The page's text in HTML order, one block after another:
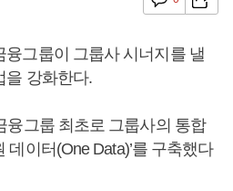
융그룹이 그룹사 시너지를 낼
을 강화한다.
융그룹 최초로 그룹사의 통합
데이터(One Data)’를 구축했다